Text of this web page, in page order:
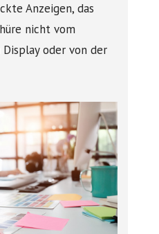
Anzeigen, das
nicht vom
oder von der